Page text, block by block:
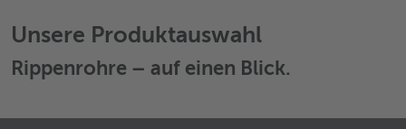
Unsere Produktauswahl
Rippenrohre – auf einen Blick.